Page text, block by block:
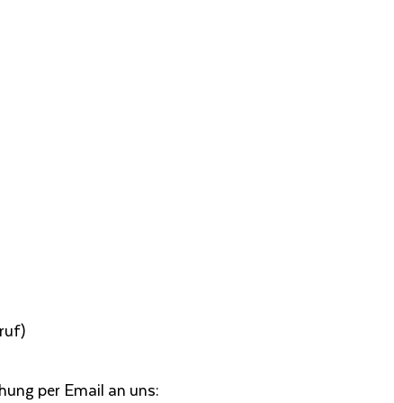
per Email an uns: